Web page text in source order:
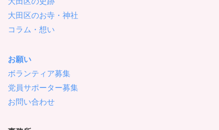
大田区のお寺・神社
コラム・想い
お願い
ボランティア募集
党員サポーター募集
お問い合わせ